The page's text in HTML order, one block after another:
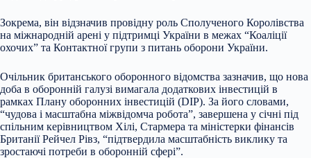
Зокрема, він відзначив провідну роль Сполученого Королівства
на міжнародній арені у підтримці України в межах “Коаліції
охочих” та Контактної групи з питань оборони України.
Очільник британського оборонного відомства зазначив, що нова
доба в оборонній галузі вимагала додаткових інвестицій в
рамках Плану оборонних інвестицій (DIP). За його словами,
“чудова і масштабна міжвідомча робота”, завершена у січні під
спільним керівництвом Хілі, Стармера та міністерки фінансів
Британії Рейчел Рівз, “підтвердила масштабність виклику та
зростаючі потреби в оборонній сфері”.